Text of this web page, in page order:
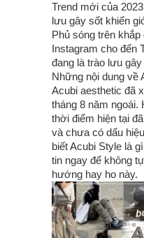
Trend mới của
lưu gây sốt khiến
Phủ sóng trên
Instagram cho đến
đang là trào lưu
Những nội dung về
Acubi aesthetic đã
tháng 8 năm ngoái.
thời điểm hiện tại
và chưa có dấu
biết Acubi Style là
tin ngay để không
hướng hay ho này.